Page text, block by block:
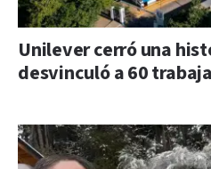
Unilever cerró una
desvinculó a 60